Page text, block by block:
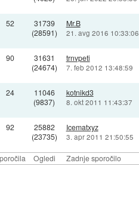
Ogledi Zadnje sporočilo
52
31739
(28591)
Mr.B
21. avg 2016 10:33:06
90
31631
(24674)
trnvpeti
7. feb 2012 13:48:59
24
11046
(9837)
kotnikd3
8. okt 2011 11:43:37
92
25882
(23735)
Icematxyz
3. apr 2011 21:50:55